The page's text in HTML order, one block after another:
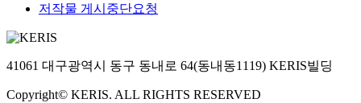
저작물 게시중단요청
41061 대구광역시 동구 동내로 64(동내동1119) KERIS빌딩
Copyright© KERIS. ALL RIGHTS RESERVED